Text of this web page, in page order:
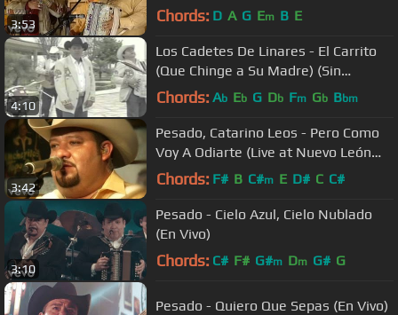
3:53 Chords: D A G Em B E
4:10
Los Cadetes De Linares - El Carrito
(Que Chinge a Su Madre) (Sin
Censura) Video Official
Chords: Ab Eb G Db Fm Gb Bbm
3:42
Pesado, Catarino Leos - Pero Como
Voy A Odiarte (Live at Nuevo León
México)
Chords: F# B C#m E D# C C#
3:10
Pesado - Cielo Azul, Cielo Nublado
(En Vivo)
Chords: C# F# G#m Dm G# G
Pesado - Quiero Que Sepas (En Vivo)